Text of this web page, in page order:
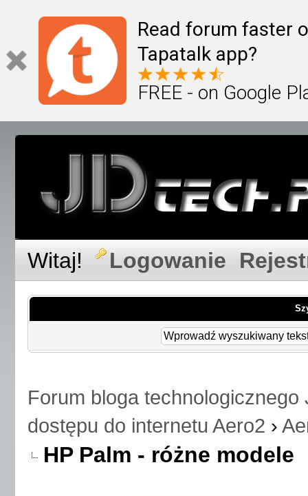
Read forum faster
Tapatalk app?
FREE - on Google
Witaj! Logowanie
Forum bloga technologicznego
dostępu do internetu Aero2 ›
HP Palm - różne modele